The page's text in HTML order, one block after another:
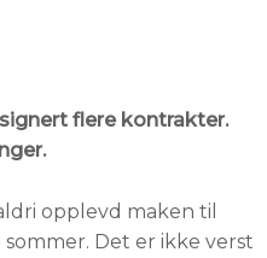
flere kontrakter.
opplevd maken til
Det er ikke verst